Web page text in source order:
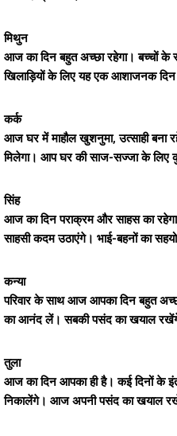
मिथुन
आज का दिन बहुत अच्छा रहेगा। बच्चों
खिलाड़ियों के लिए यह एक आशाजनक दिन
कर्क
आज घर में माहौल खुशनुमा, उत्साही बना
मिलेगा। आप घर की साज-सज्जा के लिए
सिंह
आज का दिन पराक्रम और साहस का रहेगा।
साहसी कदम उठाएंगे। भाई-बहनों का
कन्या
परिवार के साथ आज आपका दिन बहुत
का आनंद लें। सबकी पसंद का खयाल
तुला
आज का दिन आपका ही है। कई दिनों के
निकालेंगे। आज अपनी पसंद का खयाल